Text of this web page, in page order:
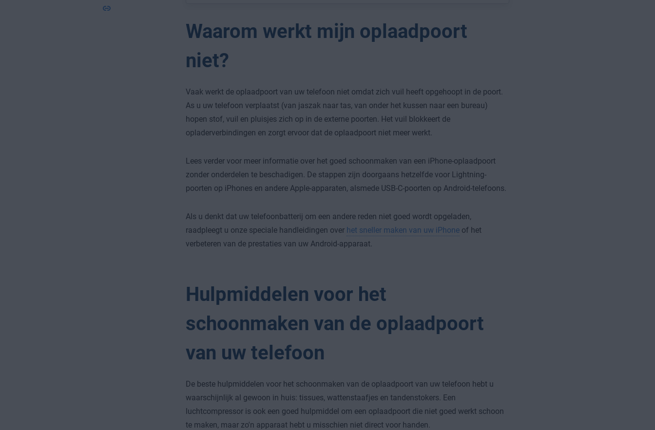
Waarom werkt mijn oplaadpoort
niet?
Vaak werkt de oplaadpoort van uw telefoon niet omdat zich vuil heeft opgehoopt in de poort.
As u uw telefoon verplaatst (van jaszak naar tas, van onder het kussen naar een bureau)
hopen stof, vuil en pluisjes zich op in de externe poorten. Het vuil blokkeert de
opladerverbindingen en zorgt ervoor dat de oplaadpoort niet meer werkt.
Lees verder voor meer informatie over het goed schoonmaken van een iPhone-oplaadpoort
zonder onderdelen te beschadigen. De stappen zijn doorgaans hetzelfde voor Lightning-
poorten op iPhones en andere Apple-apparaten, alsmede USB-C-poorten op Android-telefoons.
Als u denkt dat uw telefoonbatterij om een andere reden niet goed wordt opgeladen,
raadpleegt u onze speciale handleidingen over het sneller maken van uw iPhoneof het
verbeteren van de prestaties van uw Android-apparaat.
Hulpmiddelen voor het
schoonmaken van de oplaadpoort
van uw telefoon
De beste hulpmiddelen voor het schoonmaken van de oplaadpoort van uw telefoon hebt u
waarschijnlijk al gewoon in huis: tissues, wattenstaafjes en tandenstokers. Een
luchtcompressor is ook een goed hulpmiddel om een oplaadpoort die niet goed werkt schoon
te maken, maar zo'n apparaat hebt u misschien niet direct voor handen.